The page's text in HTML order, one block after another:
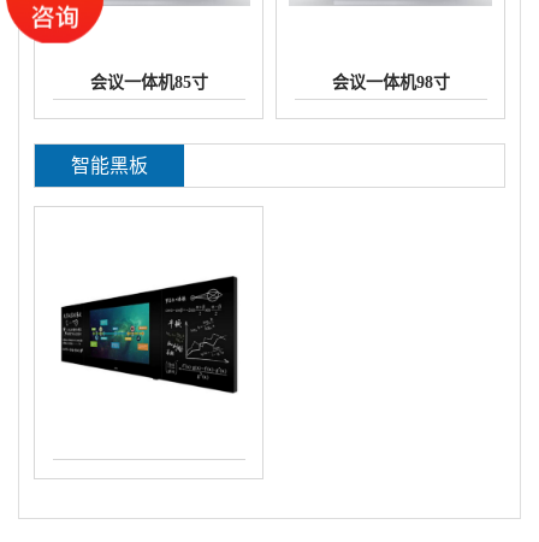
会议一体机85寸 会议一体机98寸
智能黑板